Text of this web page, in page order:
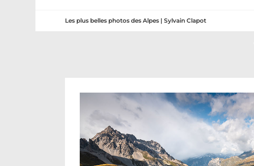
Les plus belles photos des Alpes | Sylvain Clapot